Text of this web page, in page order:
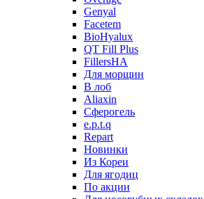
Genyal
Facetem
BioHyalux
QT Fill Plus
FillersHA
Для морщин
В лоб
Aliaxin
Сферогель
e.p.t.q
Repart
Новинки
Из Кореи
Для ягодиц
По акции